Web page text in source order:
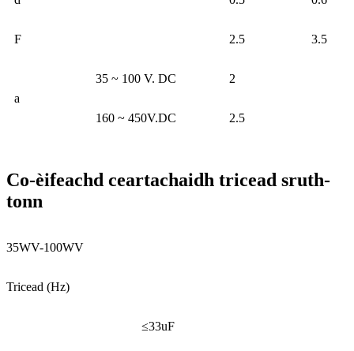
F 2.5 3.5
a
35 ~ 100 V. DC 2
160 ~ 450V.DC 2.5
Co-èifeachd ceartachaidh tricead sruth-
tonn
35WV-100WV
Tricead (Hz)
≤33uF